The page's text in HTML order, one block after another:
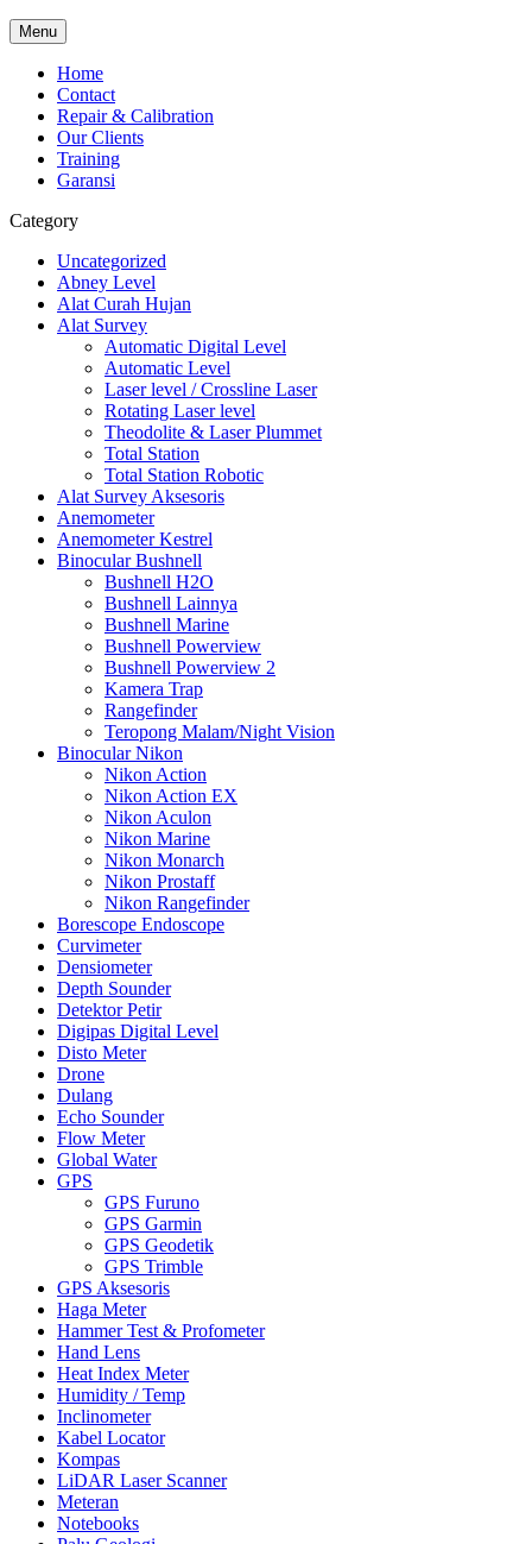
Menu
Home
Contact
Repair & Calibration
Our Clients
Training
Garansi
Category
Uncategorized
Abney Level
Alat Curah Hujan
Alat Survey
Automatic Digital Level
Automatic Level
Laser level / Crossline Laser
Rotating Laser level
Theodolite & Laser Plummet
Total Station
Total Station Robotic
Alat Survey Aksesoris
Anemometer
Anemometer Kestrel
Binocular Bushnell
Bushnell H2O
Bushnell Lainnya
Bushnell Marine
Bushnell Powerview
Bushnell Powerview 2
Kamera Trap
Rangefinder
Teropong Malam/Night Vision
Binocular Nikon
Nikon Action
Nikon Action EX
Nikon Aculon
Nikon Marine
Nikon Monarch
Nikon Prostaff
Nikon Rangefinder
Borescope Endoscope
Curvimeter
Densiometer
Depth Sounder
Detektor Petir
Digipas Digital Level
Disto Meter
Drone
Dulang
Echo Sounder
Flow Meter
Global Water
GPS
GPS Furuno
GPS Garmin
GPS Geodetik
GPS Trimble
GPS Aksesoris
Haga Meter
Hammer Test & Profometer
Hand Lens
Heat Index Meter
Humidity / Temp
Inclinometer
Kabel Locator
Kompas
LiDAR Laser Scanner
Meteran
Notebooks